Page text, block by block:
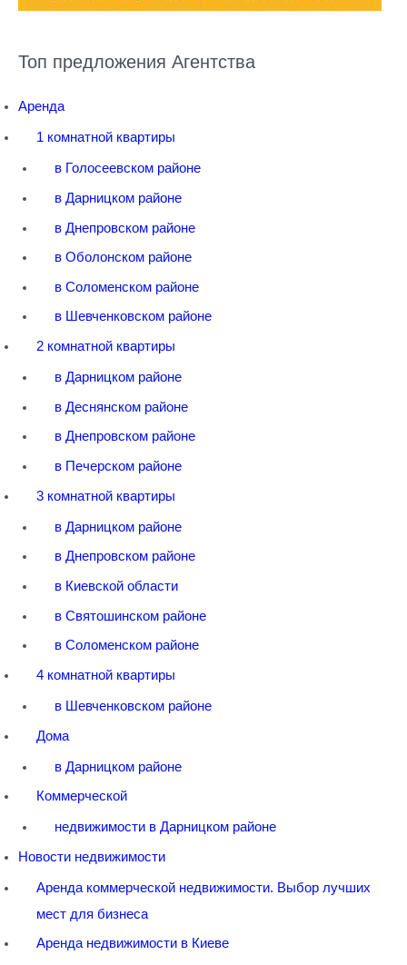
Топ предложения Агентства
Аренда
1 комнатной квартиры
в Голосеевском районе
в Дарницком районе
в Днепровском районе
в Оболонском районе
в Соломенском районе
в Шевченковском районе
2 комнатной квартиры
в Дарницком районе
в Деснянском районе
в Днепровском районе
в Печерском районе
3 комнатной квартиры
в Дарницком районе
в Днепровском районе
в Киевской области
в Святошинском районе
в Соломенском районе
4 комнатной квартиры
в Шевченковском районе
Дома
в Дарницком районе
Коммерческой
недвижимости в Дарницком районе
Новости недвижимости
Аренда коммерческой недвижимости. Выбор лучших
мест для бизнеса
Аренда недвижимости в Киеве